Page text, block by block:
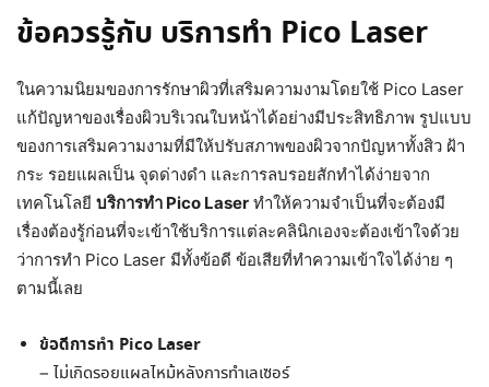
ข้อควรรู้กับ บริการทำ Pico Laser
ในความนิยมของการรักษาผิวที่เสริมความงามโดยใช้ Pico Laser
แก้ปัญหาของเรื่องผิวบริเวณใบหน้าได้อย่างมีประสิทธิภาพ รูปแบบ
ของการเสริมความงามที่มีให้ปรับสภาพของผิวจากปัญหาทั้งสิว ฝ้า
กระ รอยแผลเป็น จุดด่างดำ และการลบรอยสักทำได้ง่ายจาก
เทคโนโลยี บริการทำ Pico Laser ทำให้ความจำเป็นที่จะต้องมี
เรื่องต้องรู้ก่อนที่จะเข้าใช้บริการแต่ละคลินิกเองจะต้องเข้าใจด้วย
ว่าการทำ Pico Laser มีทั้งข้อดี ข้อเสียที่ทำความเข้าใจได้ง่าย ๆ
ตามนี้เลย
ข้อดีการทำ Pico Laser
– ไม่เกิดรอยแผลไหม้หลังการทำเลเซอร์